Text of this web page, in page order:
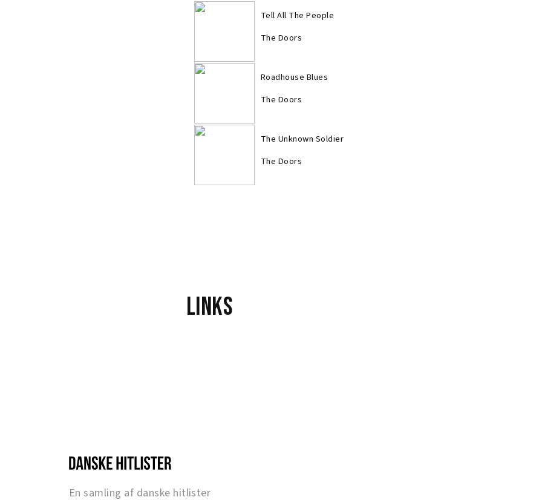
Tell All The People
The Doors
Roadhouse Blues
The Doors
The Unknown Soldier
The Doors
Links
En samling af danske hitlister